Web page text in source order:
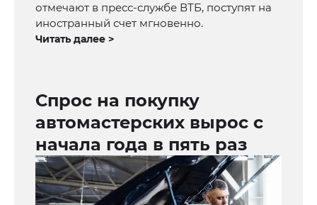
отмечают в пресс-службе ВТБ, поступят на
иностранный счет мгновенно.
Читать далее >
Спрос на покупку
автомастерских вырос с
начала года в пять раз